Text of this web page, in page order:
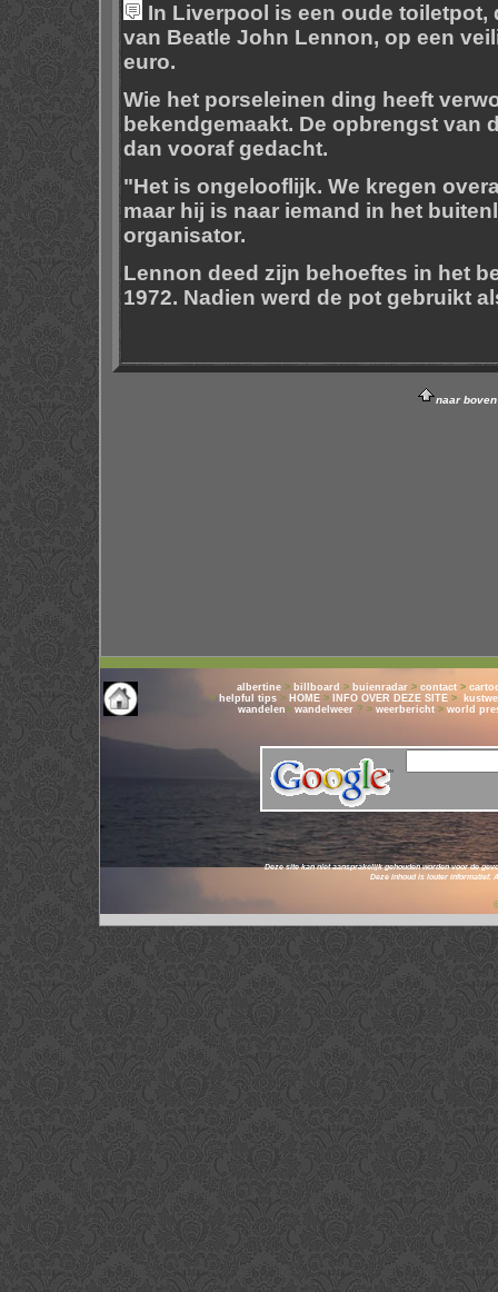
In Liverpool is een oude
van Beatle John Lennon, op een
euro.
Wie het porseleinen ding heeft
bekendgemaakt. De opbrengst van
dan vooraf gedacht.
"Het is ongelooflijk. We kregen
maar hij is naar iemand in het
organisator.
Lennon deed zijn behoeftes in het
1972. Nadien werd de pot gebruikt
naar boven
albertine > billboard > buienradar > contact >
> helpful tips > HOME > INFO OVER DEZE SITE >
wandelen> wandelweer ? > weerbericht > world
Deze site kan niet aansprakelijk gehouden worden voor de
Deze inhoud is louter informatief.